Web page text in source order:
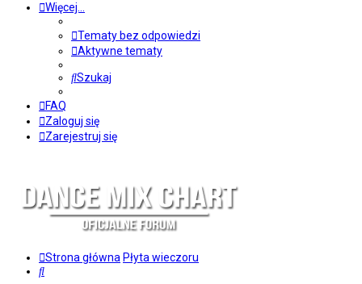
Więcej…
Tematy bez odpowiedzi
Aktywne tematy
Szukaj
FAQ
Zaloguj się
Zarejestruj się
Strona główna Płyta wieczoru
Szukaj